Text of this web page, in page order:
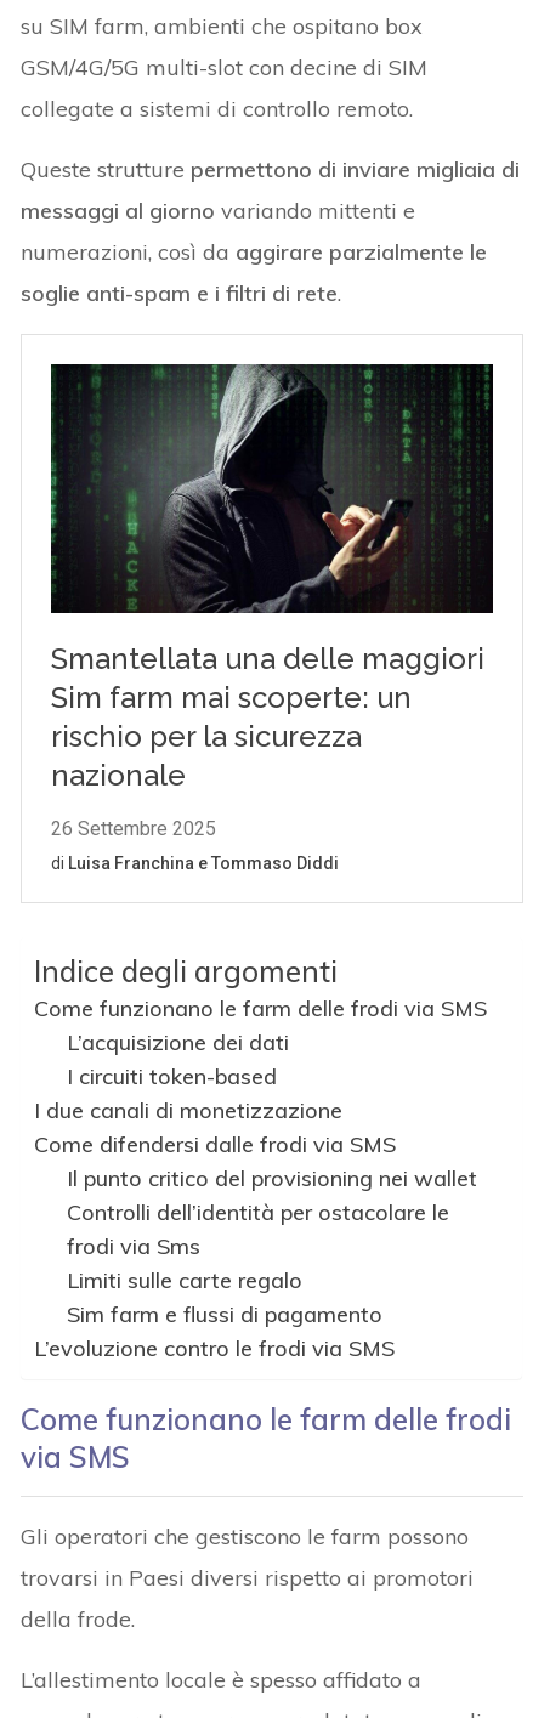
su SIM farm, ambienti che ospitano box
GSM/4G/5G multi-slot con decine di SIM
collegate a sistemi di controllo remoto.
Queste strutture permettono di inviare migliaia di
messaggi al giorno variando mittenti e
numerazioni, così da aggirare parzialmente le
soglie anti-spam e i filtri di rete.
Indice degli argomenti
Come funzionano le farm delle frodi via SMS
L’acquisizione dei dati
I circuiti token-based
I due canali di monetizzazione
Come difendersi dalle frodi via SMS
Il punto critico del provisioning nei wallet
Controlli dell’identità per ostacolare le
frodi via Sms
Limiti sulle carte regalo
Sim farm e flussi di pagamento
L’evoluzione contro le frodi via SMS
Come funzionano le farm delle frodi
via SMS
Gli operatori che gestiscono le farm possono
trovarsi in Paesi diversi rispetto ai promotori
della frode.
L’allestimento locale è spesso affidato a